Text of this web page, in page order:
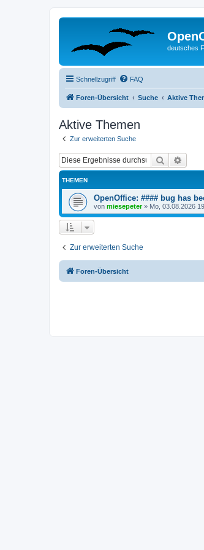
deutsches
Schnellzugriff FAQ
Foren-Übersicht Suche Aktive
Aktive Themen
Zur erweiterten Suche
Suche
THEMEN
OpenOffice: #### bug has
von miesepeter» Mo, 03.08.2026
Zur erweiterten Suche
Foren-Übersicht